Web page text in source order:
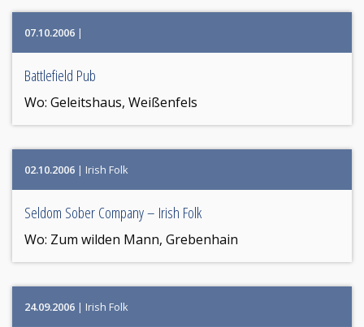
07.10.2006 |
Battlefield Pub
Wo: Geleitshaus, Weißenfels
02.10.2006 | Irish Folk
Seldom Sober Company – Irish Folk
Wo: Zum wilden Mann, Grebenhain
24.09.2006 | Irish Folk